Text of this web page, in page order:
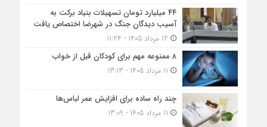
۴۴ میلیارد تومان تسهیلات بنیاد برکت به
آسیب دیدگان جنگ در شهرضا اختصاص یافت
۸ ممنوعه مهم برای کودکان قبل از خواب
چند راه ساده برای افزایش عمر لباس‌ها